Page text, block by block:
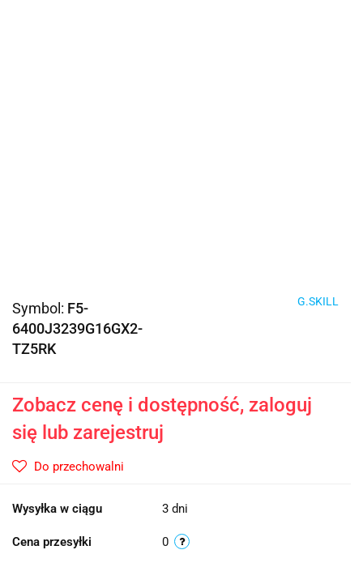
Symbol: F5-
6400J3239G16GX2-
TZ5RK
G.SKILL
Zobacz cenę i dostępność, zaloguj
się lub zarejestruj
Do przechowalni
Wysyłka w ciągu 3 dni
Cena przesyłki 0